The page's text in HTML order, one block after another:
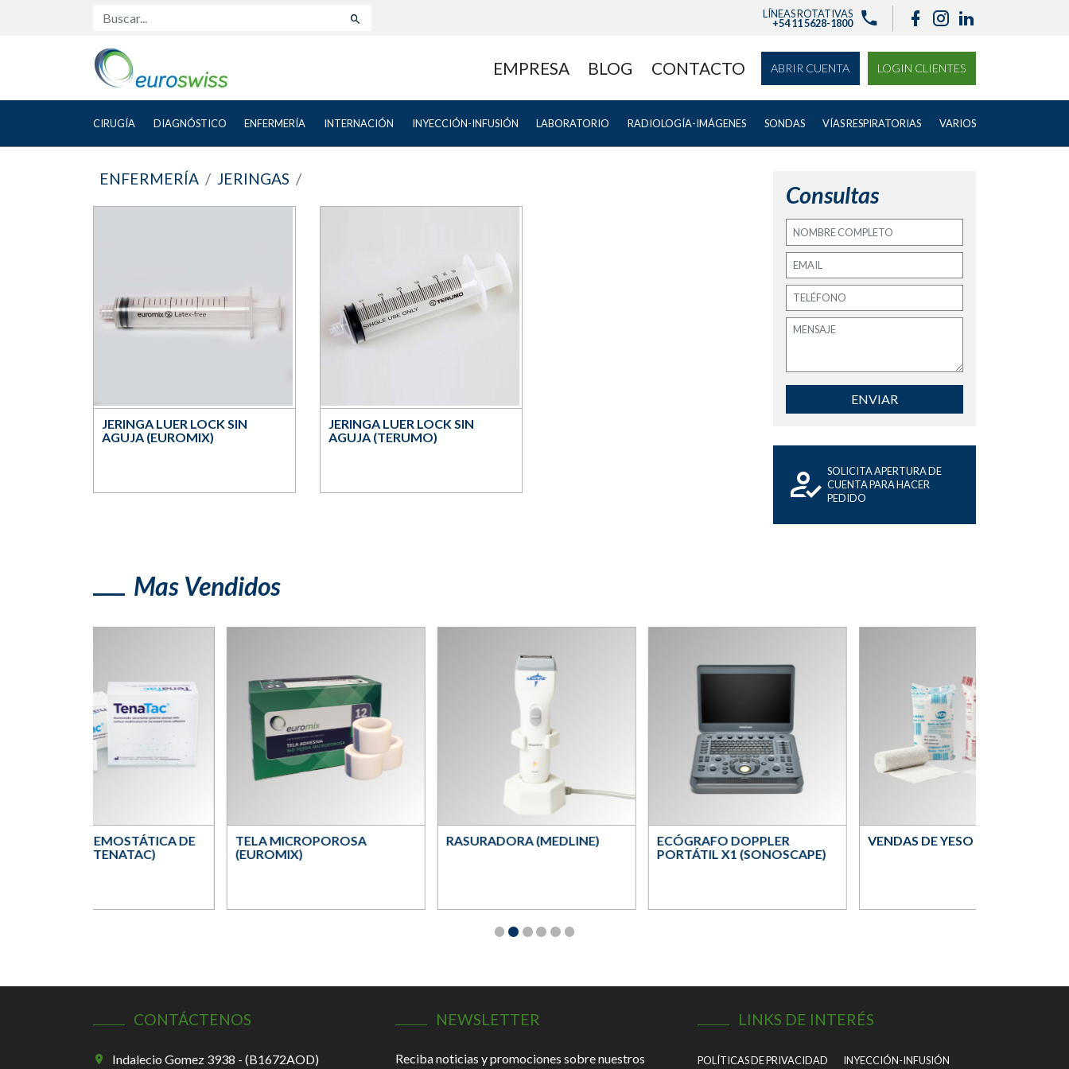
Buscar... LÍNEAS ROTATIVAS
+54 11 5628-1800
EMPRESA BLOG CONTACTO ABRIR CUENTA LOGIN CLIENTES
CIRUGÍA DIAGNÓSTICO ENFERMERÍA INTERNACIÓN INYECCIÓN-INFUSIÓN LABORATORIO RADIOLOGÍA-IMÁGENES SONDAS VÍAS RESPIRATORIAS VARIOS
ENFERMERÍA JERINGAS
JERINGA LUER LOCK SIN
AGUJA (EUROMIX)
JERINGA LUER LOCK SIN
AGUJA (TERUMO)
Consultas
ENVIAR
SOLICITA APERTURA DE
CUENTA PARA HACER
PEDIDO
Mas Vendidos
ESPONJA HEMOSTÁTICA DE
GELATINA (TENATAC)
TELA MICROPOROSA
(EUROMIX)
RASURADORA (MEDLINE)
ECÓGRAFO DOPPLER
PORTÁTIL X1 (SONOSCAPE)
VENDAS DE YESO (MCM)
CONTÁCTENOS
Indalecio Gomez 3938 - (B1672AOD)
NEWSLETTER
Reciba noticias y promociones sobre nuestros
LINKS DE INTERÉS
POLÍTICAS DE PRIVACIDAD INYECCIÓN-INFUSIÓN